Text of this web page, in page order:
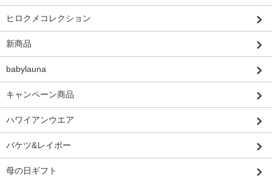
ヒロクメコレクション
新商品
babylauna
キャンペーン商品
ハワイアンウエア
バケツ&レイポー
母の日ギフト